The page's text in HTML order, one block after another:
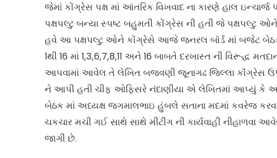
જેમાં કોંગ્રેસ પક્ષ માં આંતરિક વિખવાદ ના કારણે હાલ
પક્ષપલ્ટુ બન્યા સ્પષ્ટ બહુમતી કોંગ્રેસ ની હતી જે પક્ષપલ્ટુ
હવે આ પક્ષપલ્ટુ ઓને કોંગ્રેસે આજે જનરલ બૉર્ડ માં બજેટ બેઠક
1થી 16 માં 1,3,6,7,8,11 અને 16 બાબતે દરખાસ્ત ની વિરૂદ્ધ
આપવામાં આવેલ તે લેખિત બજવણી જૂનાગઢ જિલ્લા કૉંગ્રેસ
ને આપી હતી ચીફ ઓફિસરે નંદાણીયા એ લેખિતમાં આપ્યું કે
બેઠક માં અધ્યક્ષ જગમાલભાઇ હુંબલે સતાના મદમાં કવરેજ
ચકચાર મચી ગઈ સાથે સાથે મીટીંગ ની કાર્યવાહી નીહાળવા
જાગી છે.